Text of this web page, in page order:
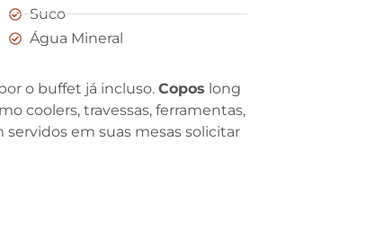
Suco
Água Mineral
o buffet já incluso. Copos long
coolers, travessas, ferramentas,
servidos em suas mesas solicitar